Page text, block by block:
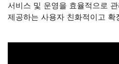
서비스 및 운영을 효율적으로
제공하는 사용자 친화적이고 확